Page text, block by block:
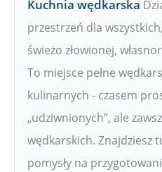
Kuchnia wędkarska
przestrzeń dla
świeżo złowionej,
To miejsce pełne
kulinarnych - czasem
„udziwnionych”, ale
wędkarskich. Znajdziesz
pomysły na